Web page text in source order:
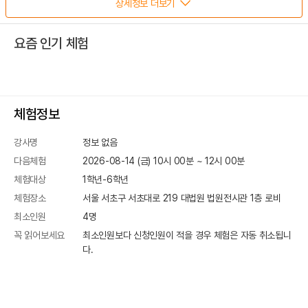
상세정보 더보기
요즘 인기 체험
체험정보
강사명
정보 없음
다음체험
2026-08-14 (금) 10시 00분~ 12시 00분
체험대상
1학년-6학년
체험장소
서울 서초구 서초대로 219 대법원 법원전시관 1층 로비
최소인원
4명
꼭 읽어보세요
최소인원보다 신청인원이 적을 경우 체험은 자동 취소됩니
다.